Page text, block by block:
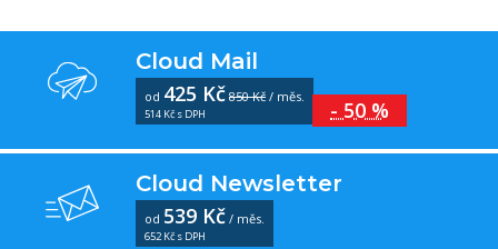
Cloud Mail
od 425 Kč 850 Kč / měs.
514 Kč s DPH - 50 %
Cloud Newsletter
od 539 Kč / měs.
652 Kč s DPH